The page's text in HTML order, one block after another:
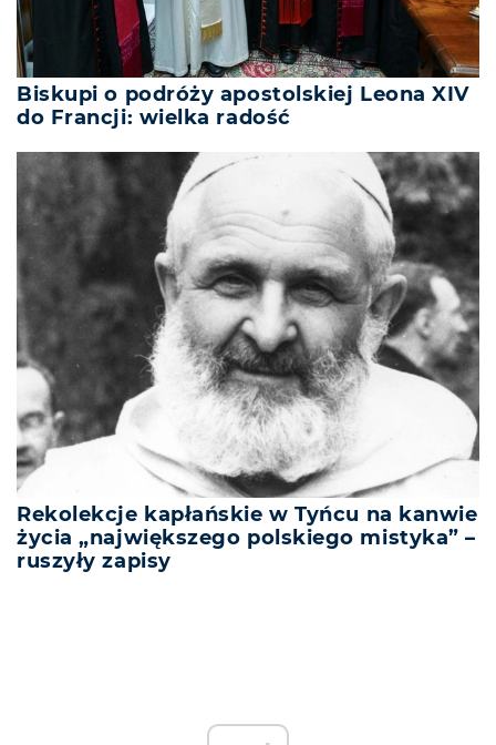
Biskupi o podróży apostolskiej Leona XIV
do Francji: wielka radość
Rekolekcje kapłańskie w Tyńcu na kanwie
życia „największego polskiego mistyka” –
ruszyły zapisy